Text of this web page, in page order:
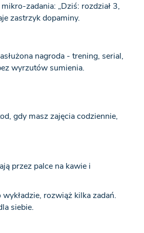
zadania: „Dziś: rozdział 3,
zastrzyk dopaminy.
nagroda - trening, serial,
wyrzutów sumienia.
gdy masz zajęcia codziennie,
przez palce na kawie i
rozwiąż kilka zadań.
siebie.